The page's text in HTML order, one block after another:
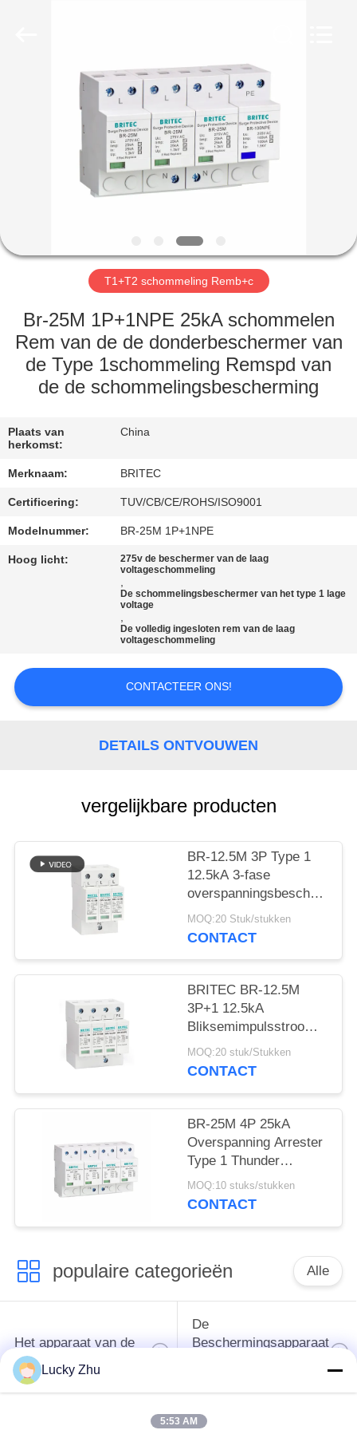
PRODUCTEN
FABRIEKSREIS
KWALITEITSCONTROLE
CONTACTEER
ONS
NIEUWS
GEVALLEN
VR
PRIVACYBELEID
T1+T2 schommeling Remb+c
Br-25M 1P+1NPE 25kA schommelen
Rem van de de donderbeschermer van
de Type 1schommeling Remspd van
de de schommelingsbescherming
Plaats van
herkomst:
China
Merknaam: BRITEC
Certificering: TUV/CB/CE/ROHS/ISO9001
Modelnummer: BR-25M 1P+1NPE
Hoog licht:
275v de beschermer van de laag
voltageschommeling
,
De schommelingsbeschermer van het type 1 lage
voltage
,
De volledig ingesloten rem van de laag
voltageschommeling
CONTACTEER ONS!
DETAILS ONTVOUWEN
vergelijkbare producten
BR-12.5M 3P Type 1
12.5kA 3-fase
SPD Arrester 12.5ka
overspanningsonderdrukker
MOQ:20 Stuk/stukken
CONTACT
BRITEC BR-12.5M
3P+1 12.5kA
met plug-in-module-
ontwerp en klasse I+II-
MOQ:20 stuk/Stukken
CONTACT
BR-25M 4P 25kA
Overspanning Arrester
Type 1 Thunder
Arrester SPD Klasse 1
pluggable
MOQ:10 stuks/stukken
CONTACT
populaire categorieën Alle
Het apparaat van de
schommelingsbescherming
De
Beschermingsapparaat
Lucky Zhu
5:53 AM